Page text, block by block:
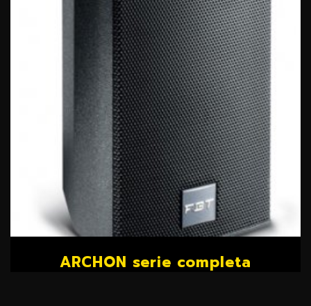
ARCHON serie completa